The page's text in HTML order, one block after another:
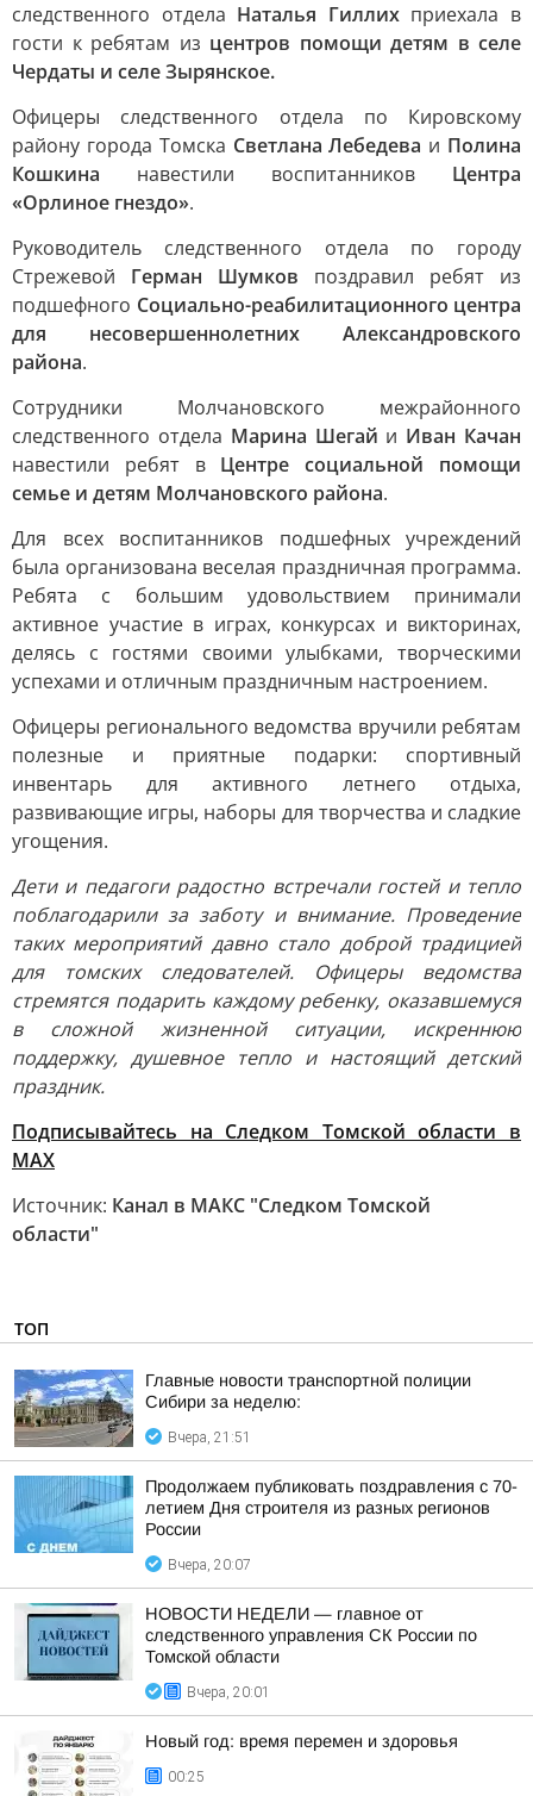
следственного отдела Наталья Гиллихприехала в
гости к ребятам из центров помощи детям в селе
Чердаты и селе Зырянское.
Офицеры следственного отдела по Кировскому
району города Томска Светлана Лебедева и Полина
Кошкина навестили воспитанников Центра
«Орлиное гнездо».
Руководитель следственного отдела по городу
Стрежевой Герман Шумков поздравил ребят из
подшефного Социально-реабилитационного центра
для несовершеннолетних Александровского
района.
Сотрудники Молчановского межрайонного
следственного отдела Марина Шегай и Иван Качан
навестили ребят в Центре социальной помощи
семье и детям Молчановского района.
Для всех воспитанников подшефных учреждений
была организована веселая праздничная программа.
Ребята с большим удовольствием принимали
активное участие в играх, конкурсах и викторинах,
делясь с гостями своими улыбками, творческими
успехами и отличным праздничным настроением.
Офицеры регионального ведомства вручили ребятам
полезные и приятные подарки: спортивный
инвентарь для активного летнего отдыха,
развивающие игры, наборы для творчества и сладкие
угощения.
Дети и педагоги радостно встречали гостей и тепло
поблагодарили за заботу и внимание. Проведение
таких мероприятий давно стало доброй традицией
для томских следователей. Офицеры ведомства
стремятся подарить каждому ребенку, оказавшемуся
в сложной жизненной ситуации, искреннюю
поддержку, душевное тепло и настоящий детский
праздник.
Подписывайтесь на Следком Томской области в
МАХ
Источник: Канал в МАКС "Следком Томской
области"
ТОП
Главные новости транспортной полиции
Сибири за неделю:
Вчера, 21:51
Продолжаем публиковать поздравления с 70-
летием Дня строителя из разных регионов
России
Вчера, 20:07
НОВОСТИ НЕДЕЛИ — главное от
следственного управления СК России по
Томской области
Вчера, 20:01
Новый год: время перемен и здоровья
00:25